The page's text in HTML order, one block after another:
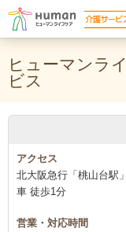
ヒューマンラ
ビス
アクセス
北大阪急行「桃山台駅
車 徒歩1分
営業・対応時間